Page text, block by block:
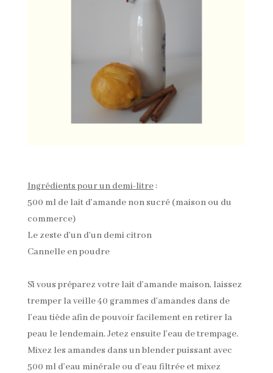
Ingrédients pour un demi-litre:
500 ml de lait d’amande non sucré (maison ou du
commerce)
Le zeste d’un d’un demi citron
Cannelle en poudre
Si vous préparez votre lait d’amande maison, laissez
tremper la veille 40 grammes d’amandes dans de
l’eau tiède afin de pouvoir facilement en retirer la
peau le lendemain. Jetez ensuite l’eau de trempage.
Mixez les amandes dans un blender puissant avec
500 ml d’eau minérale ou d’eau filtrée et mixez